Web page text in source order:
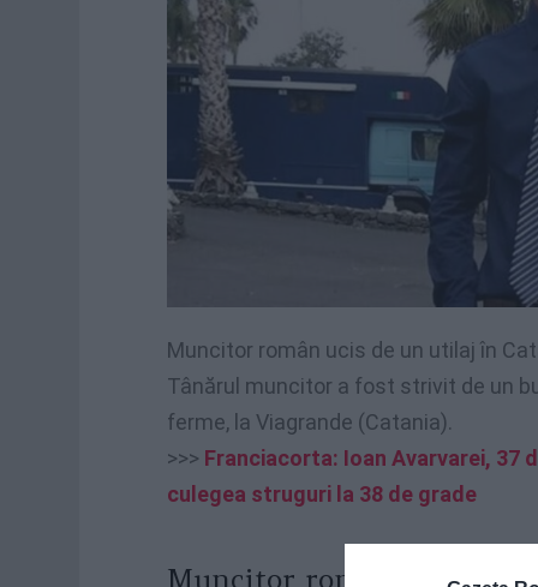
Muncitor român ucis de un utilaj în
Tânărul muncitor a fost strivit de un
ferme, la Viagrande (Catania).
>>> Franciacorta: Ioan Avarvarei, 37
culegea struguri la 38 de grade